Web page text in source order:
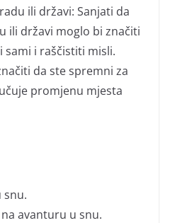
ili državi: Sanjati da
ili državi moglo bi značiti
i raščistiti misli.
da ste spremni za
promjenu mjesta
snu.
avanturu u snu.